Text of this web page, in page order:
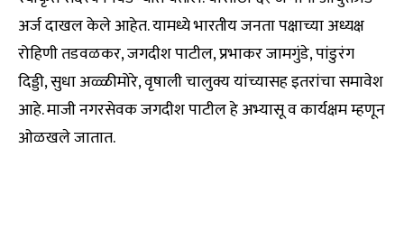
अर्ज दाखल केले आहेत. यामध्ये भारतीय जनता पक्षाच्या अध्यक्ष
रोहिणी तडवळकर, जगदीश पाटील, प्रभाकर जामगुंडे, पांडुरंग
दिड्डी, सुधा अळ्ळीमोरे, वृषाली चालुक्य यांच्यासह इतरांचा समावेश
आहे. माजी नगरसेवक जगदीश पाटील हे अभ्यासू व कार्यक्षम म्हणून
ओळखले जातात.